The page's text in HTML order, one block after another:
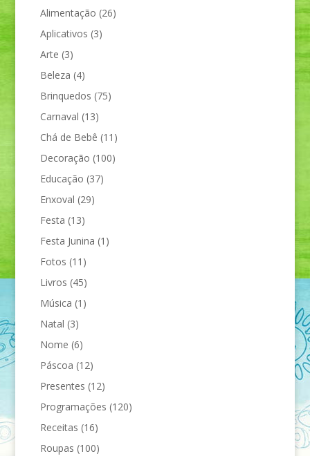
Alimentação (26)
Aplicativos (3)
Arte (3)
Beleza (4)
Brinquedos (75)
Carnaval (13)
Chá de Bebê (11)
Decoração (100)
Educação (37)
Enxoval (29)
Festa (13)
Festa Junina (1)
Fotos (11)
Livros (45)
Música (1)
Natal (3)
Nome (6)
Páscoa (12)
Presentes (12)
Programações (120)
Receitas (16)
Roupas (100)